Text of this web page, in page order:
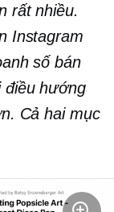
rất nhiều.
Instagram
số bán
điều hướng
Cả hai mục